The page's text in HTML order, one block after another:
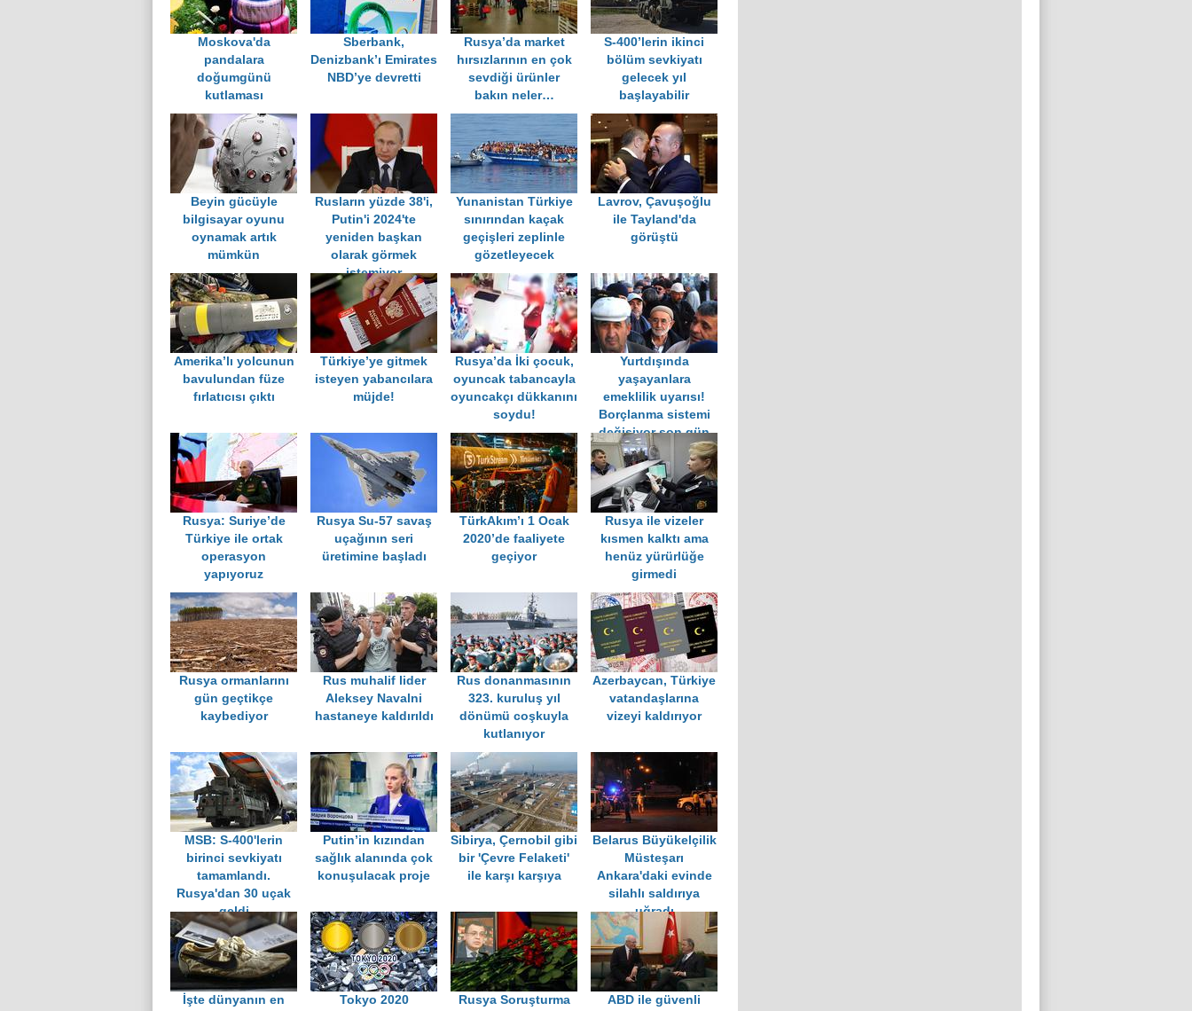
Moskova'da
pandalara
doğumgünü
kutlaması
Sberbank,
Denizbank’ı Emirates
NBD’ye devretti
Rusya’da market
hırsızlarının en çok
sevdiği ürünler
bakın neler…
S-400’lerin ikinci
bölüm sevkiyatı
gelecek yıl
başlayabilir
Beyin gücüyle
bilgisayar oyunu
oynamak artık
mümkün
Rusların yüzde 38'i,
Putin'i 2024'te
yeniden başkan
olarak görmek
istemiyor
Yunanistan Türkiye
sınırından kaçak
geçişleri zeplinle
gözetleyecek
Lavrov, Çavuşoğlu
ile Tayland'da
görüştü
Amerika’lı yolcunun
bavulundan füze
fırlatıcısı çıktı
Türkiye’ye gitmek
isteyen yabancılara
müjde!
Rusya’da İki çocuk,
oyuncak tabancayla
oyuncakçı dükkanını
soydu!
Yurtdışında
yaşayanlara
emeklilik uyarısı!
Borçlanma sistemi
değişiyor son gün
31 Temmuz…
Rusya: Suriye’de
Türkiye ile ortak
operasyon
yapıyoruz
Rusya Su-57 savaş
uçağının seri
üretimine başladı
TürkAkım’ı 1 Ocak
2020’de faaliyete
geçiyor
Rusya ile vizeler
kısmen kalktı ama
henüz yürürlüğe
girmedi
Rusya ormanlarını
gün geçtikçe
kaybediyor
Rus muhalif lider
Aleksey Navalni
hastaneye kaldırıldı
Rus donanmasının
323. kuruluş yıl
dönümü coşkuyla
kutlanıyor
Azerbaycan, Türkiye
vatandaşlarına
vizeyi kaldırıyor
MSB: S-400'lerin
birinci sevkiyatı
tamamlandı.
Rusya'dan 30 uçak
geldi
Putin’in kızından
sağlık alanında çok
konuşulacak proje
Sibirya, Çernobil gibi
bir 'Çevre Felaketi'
ile karşı karşıya
Belarus Büyükelçilik
Müsteşarı
Ankara'daki evinde
silahlı saldırıya
uğradı
İşte dünyanın en
Tokyo 2020
Rusya Soruşturma
ABD ile güvenli